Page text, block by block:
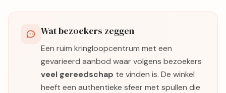
Wat bezoekers zeggen
Een ruim kringloopcentrum met een
gevarieerd aanbod waar volgens bezoekers
veel gereedschap te vinden is. De winkel
heeft een authentieke sfeer met spullen die